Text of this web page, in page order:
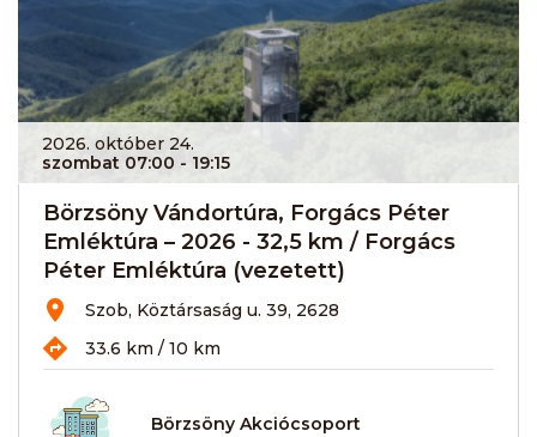
2026. október 24.
szombat 07:00 - 19:15
Börzsöny Vándortúra, Forgács Péter
Emléktúra – 2026 - 32,5 km / Forgács
Péter Emléktúra (vezetett)
Szob, Köztársaság u. 39, 2628
33.6 km / 10 km
Börzsöny Akciócsoport